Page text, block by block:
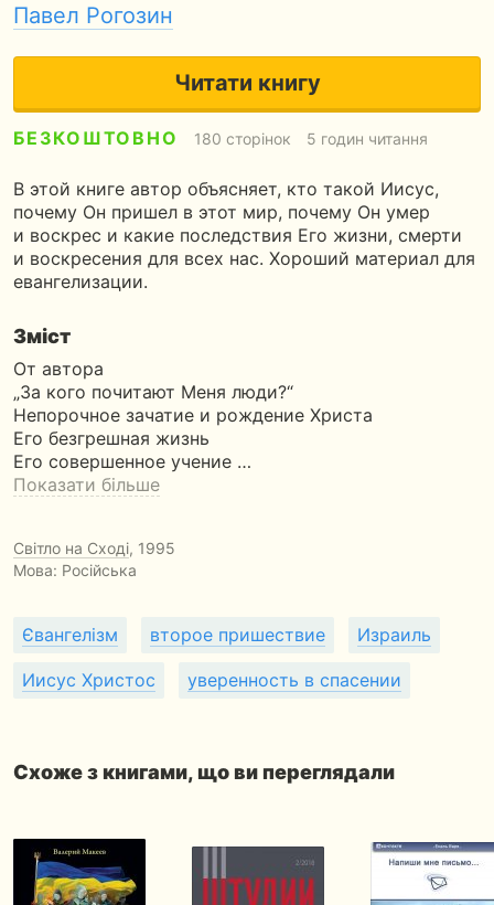
Павел Рогозин
Читати книгу
БЕЗКОШТОВНО 180 сторінок 5 годин читання
В этой книге автор объясняет, кто такой Иисус,
почему Он пришел в этот мир, почему Он умер
и воскрес и какие последствия Его жизни, смерти
и воскресения для всех нас. Хороший материал для
евангелизации.
Зміст
От автора
„За кого почитают Меня люди?“
Непорочное зачатие и рождение Христа
Его безгрешная жизнь
Его совершенное учение …
Показати більше
Світло на Сході, 1995
Мова: Російська
Євангелізм второе пришествие Израиль
Иисус Христос уверенность в спасении
Схоже з книгами, що ви переглядали